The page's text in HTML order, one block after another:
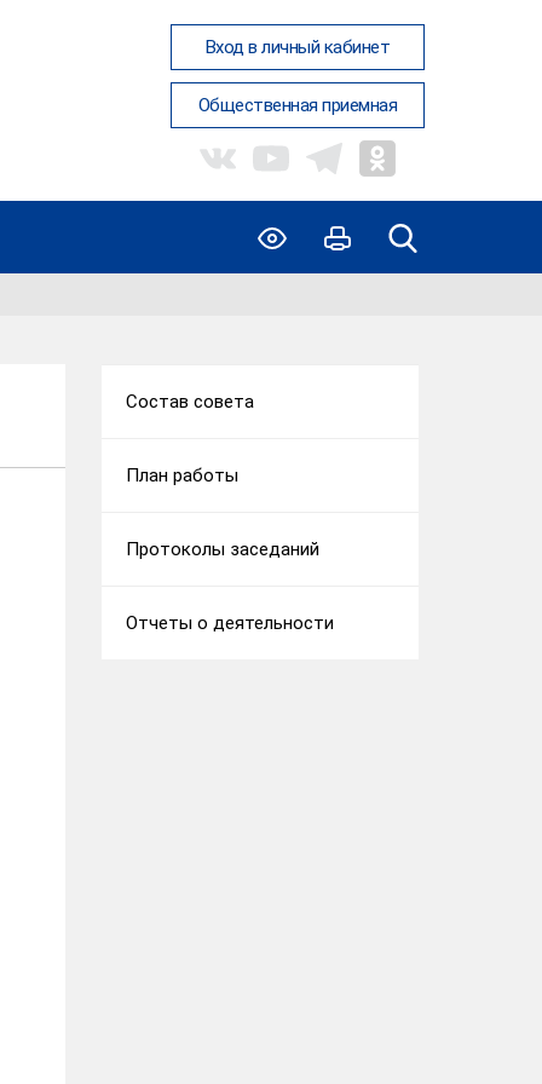
Вход в личный кабинет
Общественная приемная
Состав совета
План работы
Протоколы заседаний
Отчеты о деятельности